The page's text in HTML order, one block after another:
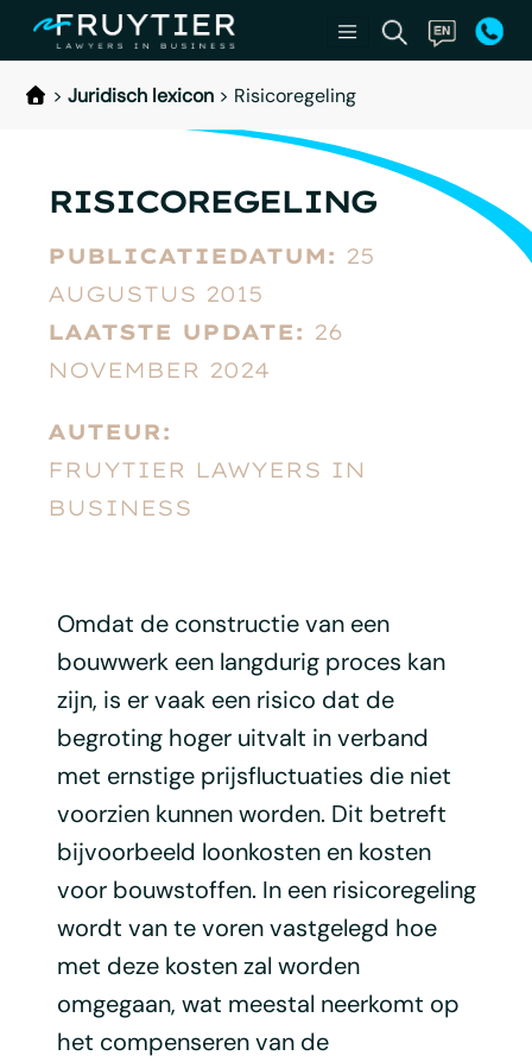
> Juridisch lexicon > Risicoregeling
RISICOREGELING
PUBLICATIEDATUM: 25
AUGUSTUS 2015
LAATSTE UPDATE: 26
NOVEMBER 2024
AUTEUR:
FRUYTIER LAWYERS IN
BUSINESS
Omdat de constructie van een
bouwwerk een langdurig proces kan
zijn, is er vaak een risico dat de
begroting hoger uitvalt in verband
met ernstige prijsfluctuaties die niet
voorzien kunnen worden. Dit betreft
bijvoorbeeld loonkosten en kosten
voor bouwstoffen. In een risicoregeling
wordt van te voren vastgelegd hoe
met deze kosten zal worden
omgegaan, wat meestal neerkomt op
het compenseren van de